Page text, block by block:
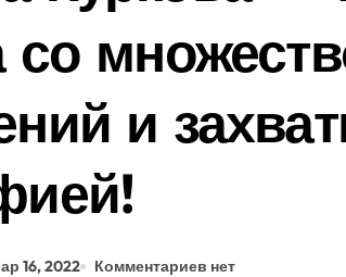
со
и
16, 2022 Комментариев нет